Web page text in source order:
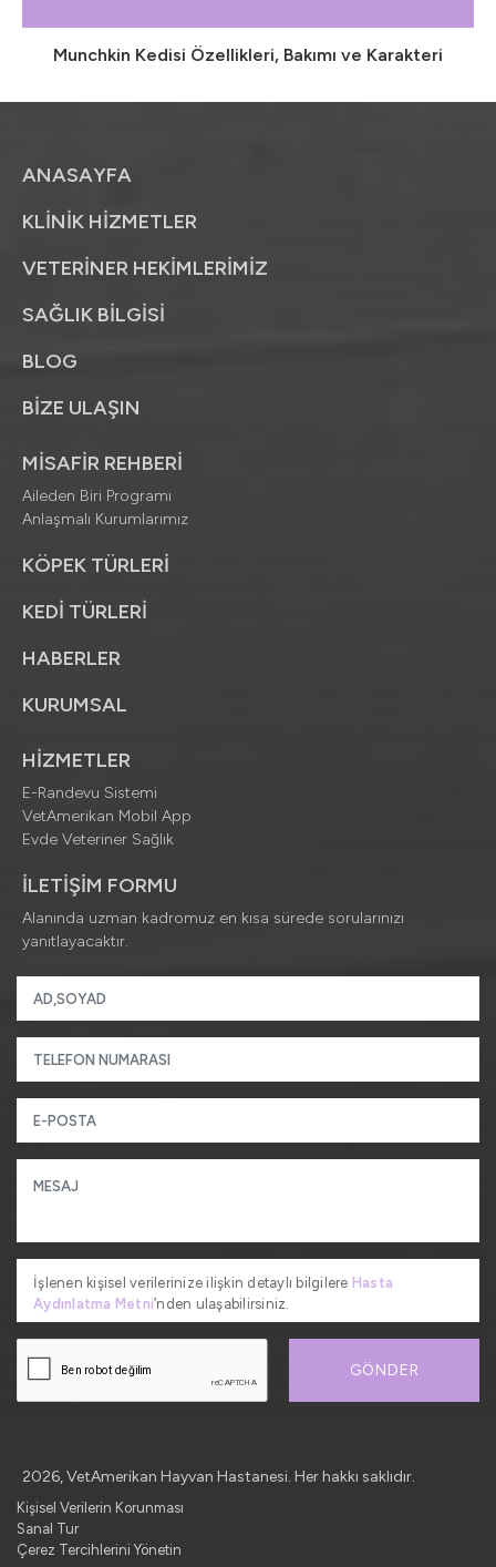
Munchkin Kedisi Özellikleri, Bakımı ve Karakteri
ANASAYFA
KLİNİK HİZMETLER
VETERİNER HEKİMLERİMİZ
SAĞLIK BİLGİSİ
BLOG
BİZE ULAŞIN
MİSAFİR REHBERİ
Aileden Biri Programı
Anlaşmalı Kurumlarımız
KÖPEK TÜRLERİ
KEDİ TÜRLERİ
HABERLER
KURUMSAL
HİZMETLER
E-Randevu Sistemi
VetAmerikan Mobil App
Evde Veteriner Sağlık
İLETİŞİM FORMU
Alanında uzman kadromuz en kısa sürede sorularınızı
yanıtlayacaktır.
İşlenen kişisel verilerinize ilişkin detaylı bilgilere Hasta
Aydınlatma Metni’nden ulaşabilirsiniz.
GÖNDER
2026, VetAmerikan Hayvan Hastanesi. Her hakkı saklıdır.
Kişisel Verilerin Korunması
Sanal Tur
Çerez Tercihlerini Yönetin